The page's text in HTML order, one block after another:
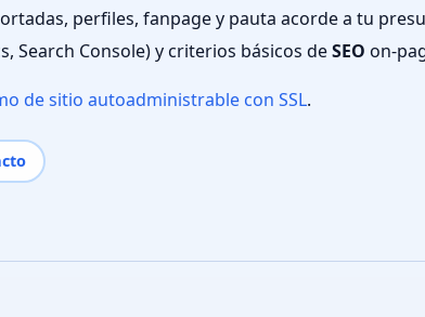
perfiles, fanpage y pauta acorde a tu
Search Console) y criterios básicos deSEO on-
de sitio autoadministrable con SSL.